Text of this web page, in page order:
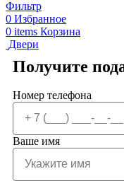
Фильтр
0 Избранное
0 items Корзина
Двери
Получите
Номер телефона
Ваше имя